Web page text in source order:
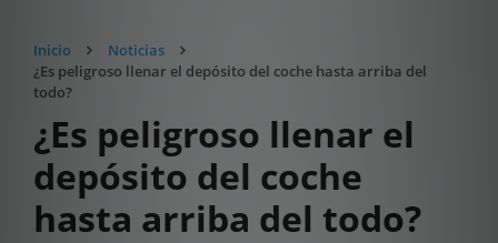
Inicio
Noticias
¿Es peligroso llenar el depósito del coche hasta arriba del
todo?
¿Es peligroso llenar el
depósito del coche
hasta arriba del todo?